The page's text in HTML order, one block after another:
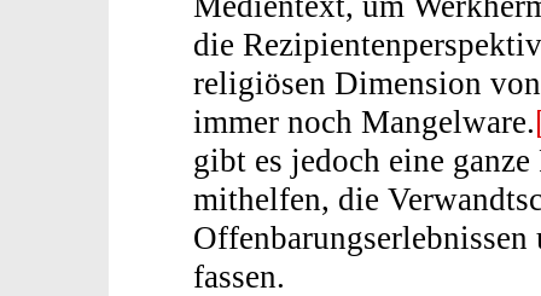
die
religiösen Dimension
immer noch Mangelware.
gibt es jedoch eine
mithelfen, die
fassen.